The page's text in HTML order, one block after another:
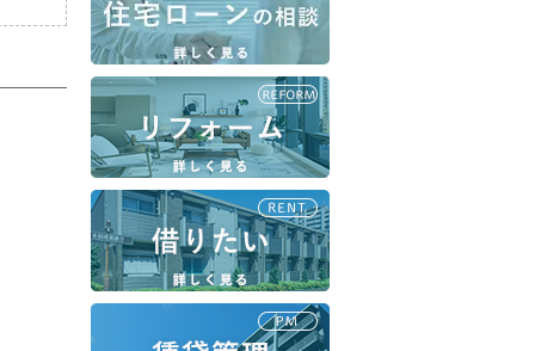
移住・転勤 共有持分